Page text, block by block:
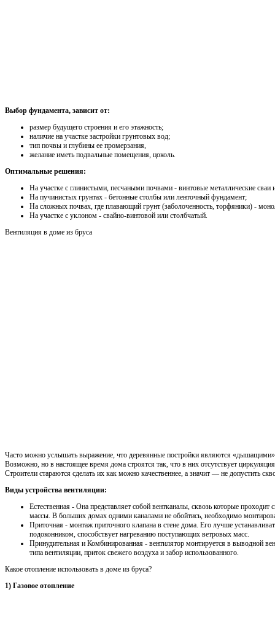
Выбор фундамента, зависит от:
размер будущего строения и его этажность;
наличие на участке застройки грунтовых вод;
тип почвы и глубины ее промерзания,
желание иметь подвальные помещения, цоколь.
Оптимальные решения:
На участке с глинистыми, песчаными почвами - винтовые металлические
На пучинистых грунтах - бетонные столбы или ленточный фундамент;
На сложных почвах, где плавающий грунт (заболоченность, торфяники) -
На участке с уклоном - свайно-винтовой или столбчатый.
Вентиляция в доме из бруса
Часто можно услышать выражение, что деревянные постройки являются
Возможно, но в настоящее время дома строятся так, что в них отсутствует
Строители стараются сделать их как можно качественнее, а значит — не допустить
Виды устройства вентиляции:
Естественная - Она представляет собой вентканалы, сквозь которые
массы. В больших домах одними каналами не обойтись, необходимо
Приточная - монтаж приточного клапана в стене дома. Его лучше
подоконником, способствует нагреванию поступающих ветровых масс.
Принудительная и Комбинированная - вентилятор монтируется в выводной
типа вентиляции, приток свежего воздуха и забор использованного.
Какое отопление использовать в доме из бруса?
1) Газовое отопление